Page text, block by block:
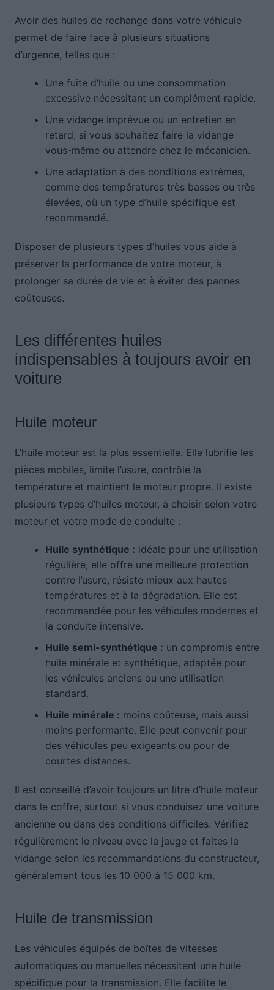
Avoir des huiles de rechange dans votre véhicule
permet de faire face à plusieurs situations
d’urgence, telles que :
Une fuite d’huile ou une consommation
excessive nécessitant un complément rapide.
Une vidange imprévue ou un entretien en
retard, si vous souhaitez faire la vidange
vous-même ou attendre chez le mécanicien.
Une adaptation à des conditions extrêmes,
comme des températures très basses ou très
élevées, où un type d’huile spécifique est
recommandé.
Disposer de plusieurs types d’huiles vous aide à
préserver la performance de votre moteur, à
prolonger sa durée de vie et à éviter des pannes
coûteuses.
Les différentes huiles
indispensables à toujours avoir en
voiture
Huile moteur
L’huile moteur est la plus essentielle. Elle lubrifie les
pièces mobiles, limite l’usure, contrôle la
température et maintient le moteur propre. Il existe
plusieurs types d’huiles moteur, à choisir selon votre
moteur et votre mode de conduite :
Huile synthétique : idéale pour une utilisation
régulière, elle offre une meilleure protection
contre l’usure, résiste mieux aux hautes
températures et à la dégradation. Elle est
recommandée pour les véhicules modernes et
la conduite intensive.
Huile semi-synthétique : un compromis entre
huile minérale et synthétique, adaptée pour
les véhicules anciens ou une utilisation
standard.
Huile minérale : moins coûteuse, mais aussi
moins performante. Elle peut convenir pour
des véhicules peu exigeants ou pour de
courtes distances.
Il est conseillé d’avoir toujours un litre d’huile moteur
dans le coffre, surtout si vous conduisez une voiture
ancienne ou dans des conditions difficiles. Vérifiez
régulièrement le niveau avec la jauge et faites la
vidange selon les recommandations du constructeur,
généralement tous les 10 000 à 15 000 km.
Huile de transmission
Les véhicules équipés de boîtes de vitesses
automatiques ou manuelles nécessitent une huile
spécifique pour la transmission. Elle facilite le